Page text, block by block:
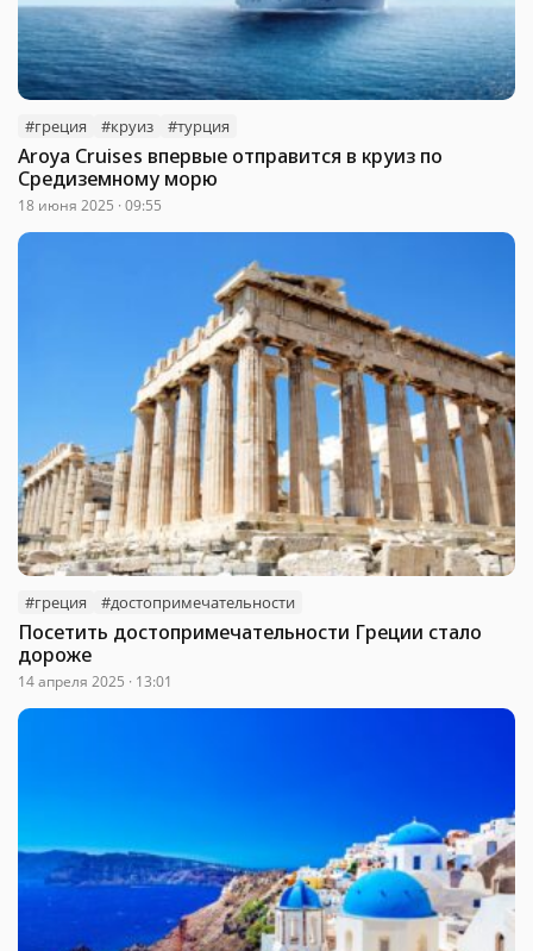
#греция #круиз #турция
Aroya Cruises впервые отправится в круиз по
Средиземному морю
18 июня 2025 · 09:55
#греция #достопримечательности
Посетить достопримечательности Греции стало
дороже
14 апреля 2025 · 13:01